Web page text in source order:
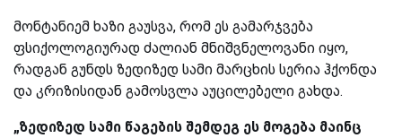
მონტანიემ ხაზი გაუსვა, რომ ეს გამარჯვება
ფსიქოლოგიურად ძალიან მნიშვნელოვანი იყო,
რადგან გუნდს ზედიზედ სამი მარცხის სერია ჰქონდა
და კრიზისიდან გამოსვლა აუცილებელი გახდა.
„ზედიზედ სამი წაგების შემდეგ ეს მოგება მაინც